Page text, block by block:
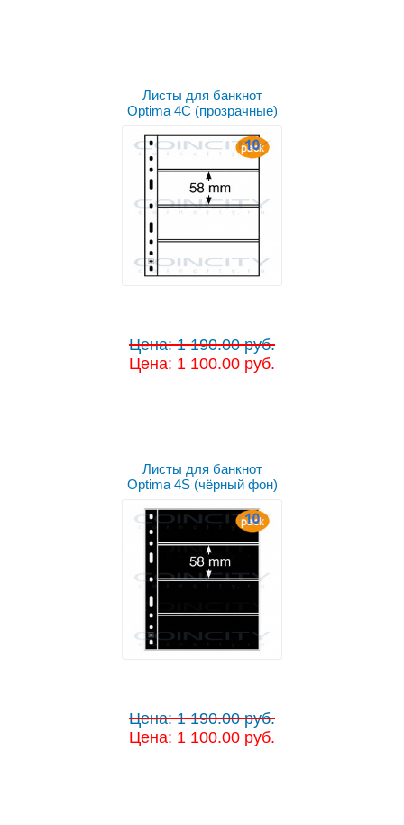
Листы для банкнот
Optima 4C (прозрачные)
Цена: 1 190.00 руб.
Цена: 1 100.00 руб.
Листы для банкнот
Optima 4S (чёрный фон)
Цена: 1 190.00 руб.
Цена: 1 100.00 руб.